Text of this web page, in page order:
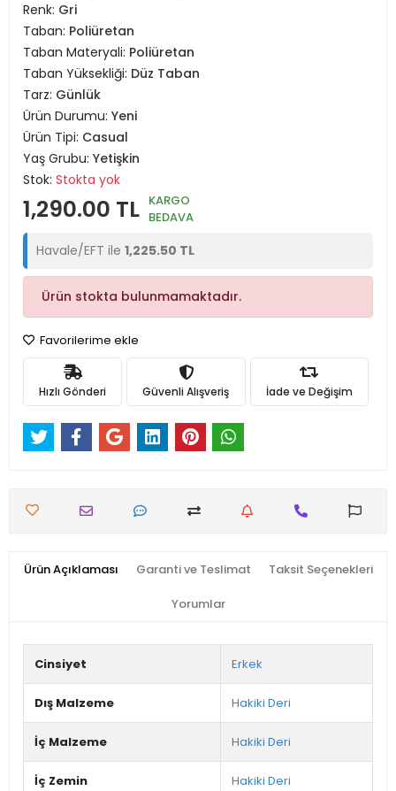
Renk: Gri
Taban: Poliüretan
Taban Materyali: Poliüretan
Taban Yüksekliği: Düz Taban
Tarz: Günlük
Ürün Durumu: Yeni
Ürün Tipi: Casual
Yaş Grubu: Yetişkin
Stok: Stokta yok
1,290.00 TL KARGO
BEDAVA
Havale/EFT ile 1,225.50 TL
Ürün stokta bulunmamaktadır.
Favorilerime ekle
Hızlı Gönderi Güvenli Alışveriş İade ve Değişim
Ürün Açıklaması Garanti ve Teslimat Taksit Seçenekleri
Yorumlar
Cinsiyet Erkek
Dış Malzeme Hakiki Deri
İç Malzeme Hakiki Deri
İç Zemin Hakiki Deri